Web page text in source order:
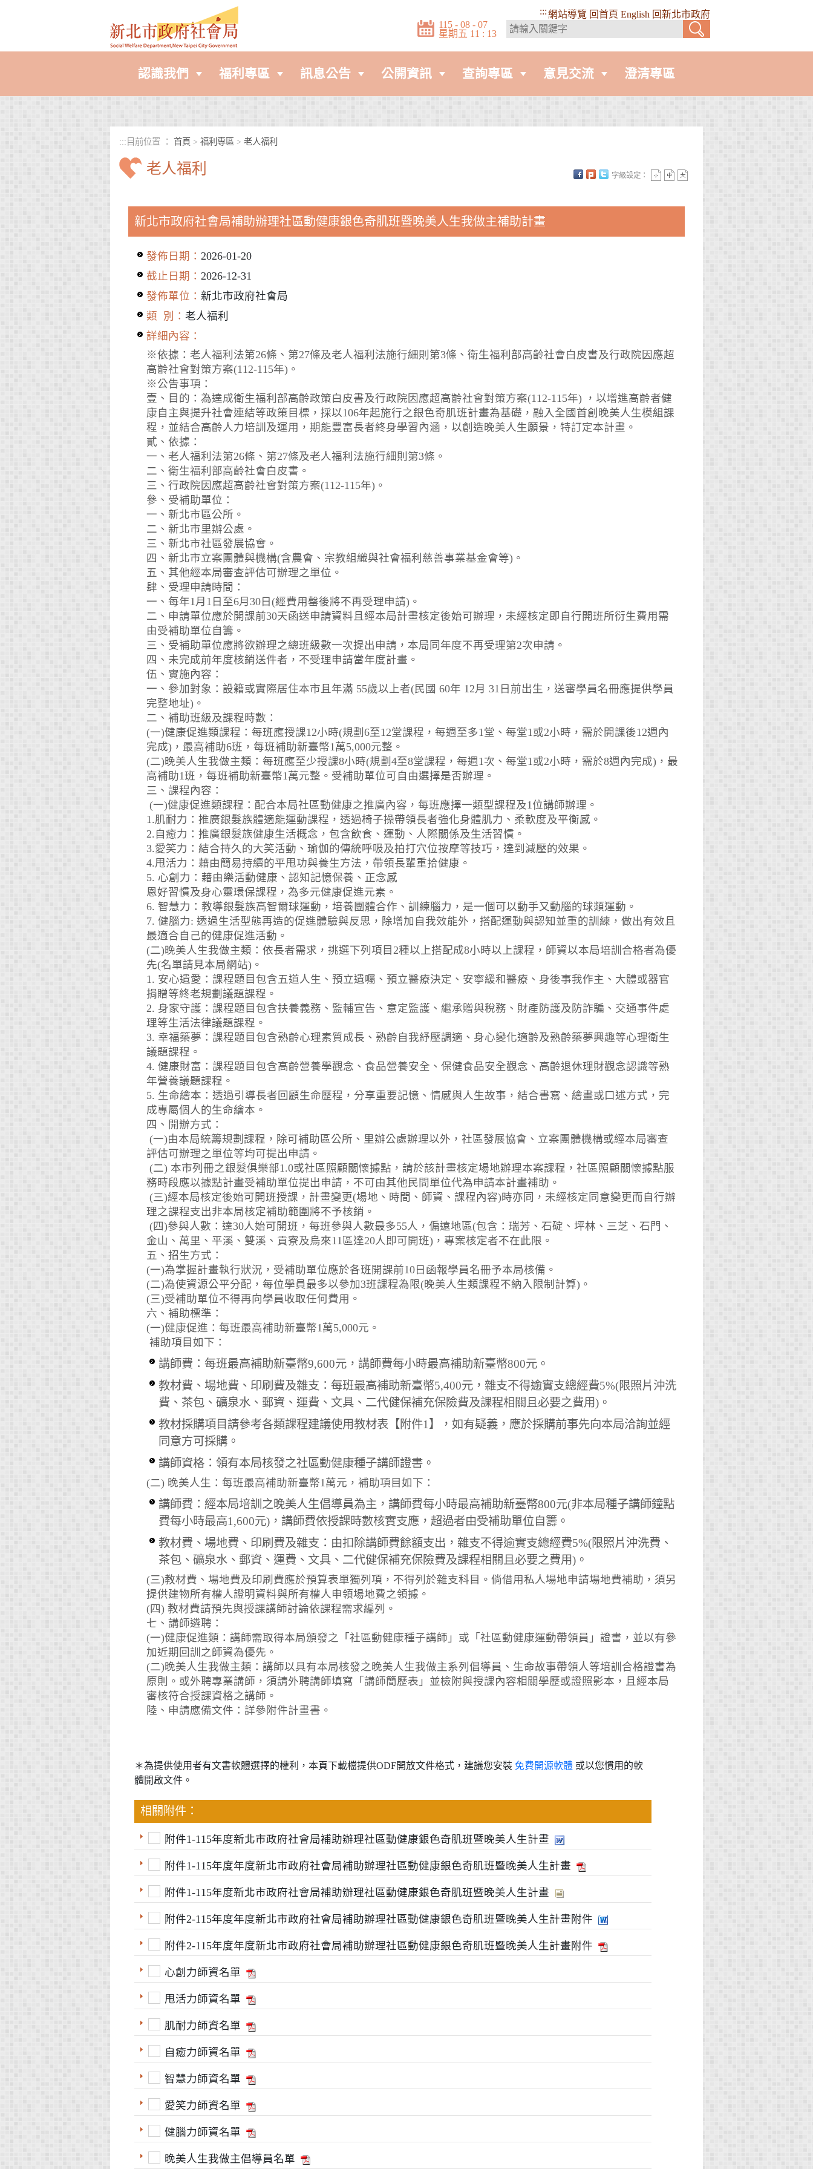
:::網站導覽 回首頁 English 回新北市政府
115 - 08 - 07
星期五 11 : 13
認識我們 福利專區 訊息公告 公開資訊 查詢專區 意見交流 澄清專區
::: 目前位置 ： 首頁 > 福利專區 > 老人福利
老人福利 字級設定：
新北市政府社會局補助辦理社區動健康銀色奇肌班暨晚美人生我做主補助計畫
發佈日期： 2026-01-20
截止日期： 2026-12-31
發佈單位： 新北市政府社會局
類 別： 老人福利
詳細內容：
※依據：老人福利法第26條、第27條及老人福利法施行細則第3條、衛生福利部高齡社會白皮書及行政院因應超
高齡社會對策方案(112-115年)。
※公告事項：
壹、目的：為達成衛生福利部高齡政策白皮書及行政院因應超高齡社會對策方案(112-115年) ，以增進高齡者健
康自主與提升社會連結等政策目標，採以106年起施行之銀色奇肌班計畫為基礎，融入全國首創晚美人生模組課
程，並結合高齡人力培訓及運用，期能豐富長者終身學習內涵，以創造晚美人生願景，特訂定本計畫。
貳、依據：
一、老人福利法第26條、第27條及老人福利法施行細則第3條。
二、衛生福利部高齡社會白皮書。
三、行政院因應超高齡社會對策方案(112-115年)。
參、受補助單位：
一、新北市區公所。
二、新北市里辦公處。
三、新北市社區發展協會。
四、新北市立案團體與機構(含農會、宗教組織與社會福利慈善事業基金會等)。
五、其他經本局審查評估可辦理之單位。
肆、受理申請時間：
一、每年1月1日至6月30日(經費用罄後將不再受理申請)。
二、申請單位應於開課前30天函送申請資料且經本局計畫核定後始可辦理，未經核定即自行開班所衍生費用需
由受補助單位自籌。
三、受補助單位應將欲辦理之總班級數一次提出申請，本局同年度不再受理第2次申請。
四、未完成前年度核銷送件者，不受理申請當年度計畫。
伍、實施內容：
一、參加對象：設籍或實際居住本市且年滿 55歲以上者(民國 60年 12月 31日前出生，送審學員名冊應提供學員
完整地址)。
二、補助班級及課程時數：
(一)健康促進類課程：每班應授課12小時(規劃6至12堂課程，每週至多1堂、每堂1或2小時，需於開課後12週內
完成)，最高補助6班，每班補助新臺幣1萬5,000元整。
(二)晚美人生我做主類：每班應至少授課8小時(規劃4至8堂課程，每週1次、每堂1或2小時，需於8週內完成)，最
高補助1班，每班補助新臺幣1萬元整。受補助單位可自由選擇是否辦理。
三、課程內容：
(一)健康促進類課程：配合本局社區動健康之推廣內容，每班應擇一類型課程及1位講師辦理。
1.肌耐力：推廣銀髮族體適能運動課程，透過椅子操帶領長者強化身體肌力、柔軟度及平衡感。
2.自癒力：推廣銀髮族健康生活概念，包含飲食、運動、人際關係及生活習慣。
3.愛笑力：結合持久的大笑活動、瑜伽的傳統呼吸及拍打穴位按摩等技巧，達到減壓的效果。
4.甩活力：藉由簡易持續的平甩功與養生方法，帶領長輩重拾健康。
5. 心創力：藉由樂活動健康、認知記憶保養、正念感
恩好習慣及身心靈環保課程，為多元健康促進元素。
6. 智慧力：教導銀髮族高智爾球運動，培養團體合作、訓練腦力，是一個可以動手又動腦的球類運動。
7. 健腦力: 透過生活型態再造的促進體驗與反思，除增加自我效能外，搭配運動與認知並重的訓練，做出有效且
最適合自己的健康促進活動。
(二)晚美人生我做主類：依長者需求，挑選下列項目2種以上搭配成8小時以上課程，師資以本局培訓合格者為優
先(名單請見本局網站)。
1. 安心遺愛：課程題目包含五道人生、預立遺囑、預立醫療決定、安寧緩和醫療、身後事我作主、大體或器官
捐贈等終老規劃議題課程。
2. 身家守護：課程題目包含扶養義務、監輔宣告、意定監護、繼承贈與稅務、財產防護及防詐騙、交通事件處
理等生活法律議題課程。
3. 幸福築夢：課程題目包含熟齡心理素質成長、熟齡自我紓壓調適、身心變化適齡及熟齡築夢興趣等心理衛生
議題課程。
4. 健康財富：課程題目包含高齡營養學觀念、食品營養安全、保健食品安全觀念、高齡退休理財觀念認識等熟
年營養議題課程。
5. 生命繪本：透過引導長者回顧生命歷程，分享重要記憶、情感與人生故事，結合書寫、繪畫或口述方式，完
成專屬個人的生命繪本。
四、開辦方式：
(一)由本局統籌規劃課程，除可補助區公所、里辦公處辦理以外，社區發展協會、立案團體機構或經本局審查
評估可辦理之單位等均可提出申請。
(二) 本市列冊之銀髮俱樂部1.0或社區照顧關懷據點，請於該計畫核定場地辦理本案課程，社區照顧關懷據點服
務時段應以據點計畫受補助單位提出申請，不可由其他民間單位代為申請本計畫補助。
(三)經本局核定後始可開班授課，計畫變更(場地、時間、師資、課程內容)時亦同，未經核定同意變更而自行辦
理之課程支出非本局核定補助範圍將不予核銷。
(四)參與人數：達30人始可開班，每班參與人數最多55人，偏遠地區(包含：瑞芳、石碇、坪林、三芝、石門、
金山、萬里、平溪、雙溪、貢寮及烏來11區達20人即可開班)，專案核定者不在此限。
五、招生方式：
(一)為掌握計畫執行狀況，受補助單位應於各班開課前10日函報學員名冊予本局核備。
(二)為使資源公平分配，每位學員最多以參加3班課程為限(晚美人生類課程不納入限制計算)。
(三)受補助單位不得再向學員收取任何費用。
六、補助標準：
(一)健康促進：每班最高補助新臺幣1萬5,000元。
補助項目如下：
講師費：每班最高補助新臺幣9,600元，講師費每小時最高補助新臺幣800元。
教材費、場地費、印刷費及雜支：每班最高補助新臺幣5,400元，雜支不得逾實支總經費5%(限照片沖洗
費、茶包、礦泉水、郵資、運費、文具、二代健保補充保險費及課程相關且必要之費用)。
教材採購項目請參考各類課程建議使用教材表【附件1】，如有疑義，應於採購前事先向本局洽詢並經
同意方可採購。
講師資格：領有本局核發之社區動健康種子講師證書。
(二) 晚美人生：每班最高補助新臺幣1萬元，補助項目如下：
講師費：經本局培訓之晚美人生倡導員為主，講師費每小時最高補助新臺幣800元(非本局種子講師鐘點
費每小時最高1,600元)，講師費依授課時數核實支應，超過者由受補助單位自籌。
教材費、場地費、印刷費及雜支：由扣除講師費餘額支出，雜支不得逾實支總經費5%(限照片沖洗費、
茶包、礦泉水、郵資、運費、文具、二代健保補充保險費及課程相關且必要之費用)。
(三)教材費、場地費及印刷費應於預算表單獨列項，不得列於雜支科目。倘借用私人場地申請場地費補助，須另
提供建物所有權人證明資料與所有權人申領場地費之領據。
(四) 教材費請預先與授課講師討論依課程需求編列。
七、講師遴聘：
(一)健康促進類：講師需取得本局頒發之「社區動健康種子講師」或「社區動健康運動帶領員」證書，並以有參
加近期回訓之師資為優先。
(二)晚美人生我做主類：講師以具有本局核發之晚美人生我做主系列倡導員、生命故事帶領人等培訓合格證書為
原則。或外聘專業講師，須請外聘講師填寫「講師簡歷表」並檢附與授課內容相關學歷或證照影本，且經本局
審核符合授課資格之講師。
陸、申請應備文件：詳參附件計畫書。
＊為提供使用者有文書軟體選擇的權利，本頁下載檔提供ODF開放文件格式，建議您安裝 免費開源軟體 或以您慣用的軟
體開啟文件。
相關附件：
附件1-115年度新北市政府社會局補助辦理社區動健康銀色奇肌班暨晚美人生計畫
附件1-115年度年度新北市政府社會局補助辦理社區動健康銀色奇肌班暨晚美人生計畫
附件1-115年度新北市政府社會局補助辦理社區動健康銀色奇肌班暨晚美人生計畫
附件2-115年度年度新北市政府社會局補助辦理社區動健康銀色奇肌班暨晚美人生計畫附件
附件2-115年度年度新北市政府社會局補助辦理社區動健康銀色奇肌班暨晚美人生計畫附件
心創力師資名單
甩活力師資名單
肌耐力師資名單
自癒力師資名單
智慧力師資名單
愛笑力師資名單
健腦力師資名單
晚美人生我做主倡導員名單